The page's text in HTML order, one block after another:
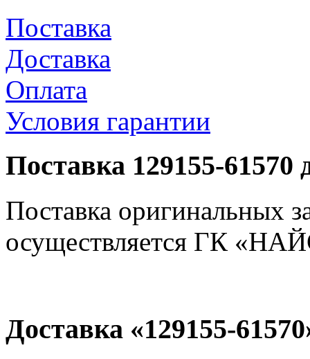
Поставка
Доставка
Оплата
Условия гарантии
Поставка 129155-61570
Поставка оригинальных
осуществляется ГК
Доставка «129155-